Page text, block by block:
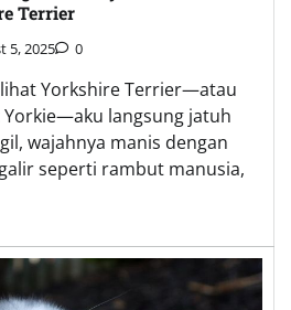
Terrier
5, 2025 0
Yorkshire Terrier—atau
langsung jatuh
wajahnya manis dengan
seperti rambut manusia,